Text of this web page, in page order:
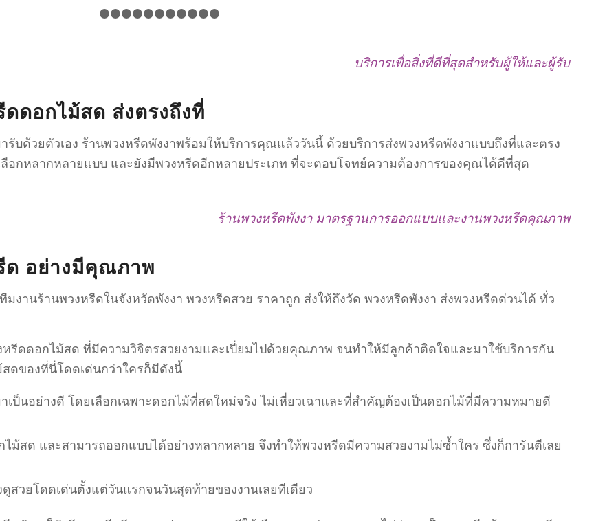
บริการเพื่อสิ่งที่ดีที่สุดสำหรับผู้ให้และผู้รับ
ดอกไม้สด ส่งตรงถึงที่
รับด้วยตัวเอง ร้านพวงหรีดพังงาพร้อมให้บริการคุณแล้ววันนี้ ด้วยบริการส่งพวงหรีดพังงาแบบถึงที่และตรง
อกหลากหลายแบบ และยังมีพวงหรีดอีกหลายประเภท ที่จะตอบโจทย์ความต้องการของคุณได้ดีที่สุด
ร้านพวงหรีดพังงา มาตรฐานการออกแบบและงานพวงหรีดคุณภาพ
ด อย่างมีคุณภาพ
งานร้านพวงหรีดในจังหวัดพังงา พวงหรีดสวย ราคาถูก ส่งให้ถึงวัด พวงหรีดพังงา ส่งพวงหรีดด่วนได้ ทั่ว
หรีดดอกไม้สด ที่มีความวิจิตรสวยงามและเปี่ยมไปด้วยคุณภาพ จนทำให้มีลูกค้าติดใจและมาใช้บริการกัน
ดของที่นี่โดดเด่นกว่าใครก็มีดังนี้
ป็นอย่างดี โดยเลือกเฉพาะดอกไม้ที่สดใหม่จริง ไม่เหี่ยวเฉาและที่สำคัญต้องเป็นดอกไม้ที่มีความหมายดี
สด และสามารถออกแบบได้อย่างหลากหลาย จึงทำให้พวงหรีดมีความสวยงามไม่ซ้ำใคร ซึ่งก็การันตีเลย
สวยโดดเด่นตั้งแต่วันแรกจนวันสุดท้ายของงานเลยทีเดียว